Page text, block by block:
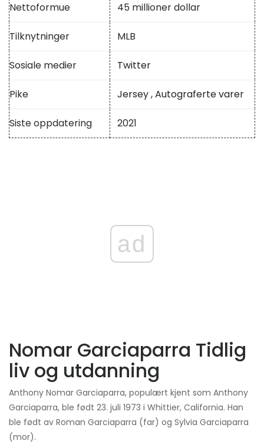
Nettoformue 45 millioner dollar
Tilknytninger MLB
Sosiale medier Twitter
Pike Jersey,Autograferte varer
Siste oppdatering 2021
ad
Nomar Garciaparra Tidlig
liv og utdanning
Anthony Nomar Garciaparra, populært kjent som Anthony
Garciaparra, ble født 23. juli 1973 i Whittier, California. Han
ble født av Roman Garciaparra (far) og Sylvia Garciaparra
(mor).